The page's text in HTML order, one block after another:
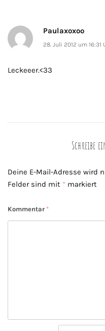
Paulaxoxoo
28. Juli 2012 um 16:31
Leckeeer.<33
Schreibe
Deine E-Mail-Adresse wird
Felder sind mit * markiert
Kommentar *